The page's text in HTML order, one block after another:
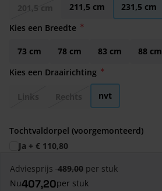
211,5 cm
231,5 cm
Kies een Breedte
73 cm 78 cm 83 cm 88 cm
Kies een Draairichting
nvt
Tochtvaldorpel (voorgemonteerd)
Ja + € 110,80
Adviesprijs 489,00 per stuk
Nu407,20per stuk